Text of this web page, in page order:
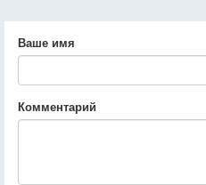
Ваше имя
Комментарий